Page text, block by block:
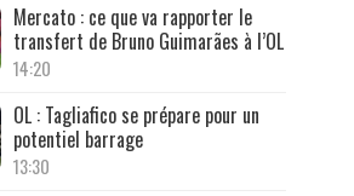
Mercato : ce que va rapporter le
transfert de Bruno Guimarães à l’OL
14:20
OL : Tagliafico se prépare pour un
potentiel barrage
13:30